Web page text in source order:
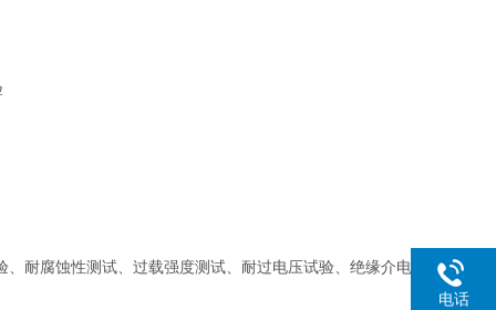
耐腐蚀性测试、过载强度测试、耐过电压试验、绝缘介电
电话